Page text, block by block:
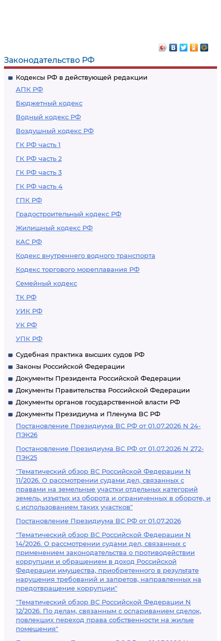
Законодательство РФ
Кодексы РФ в действующей редакции
АПК РФ
Бюджетный кодекс
Водный кодекс РФ
Воздушный кодекс РФ
ГК РФ часть 1
ГК РФ часть 2
ГК РФ часть 3
ГК РФ часть 4
ГПК РФ
Градостроительный кодекс РФ
Жилищный кодекс РФ
КАС РФ
Кодекс внутреннего водного транспорта
Кодекс торгового мореплавания РФ
Семейный кодекс
ТК РФ
УИК РФ
УК РФ
УПК РФ
Судебная практика высших судов РФ
Законы Российской Федерации
Документы Президента Российской Федерации
Документы Правительства Российской Федерации
Документы органов государственной власти РФ
Документы Президиума и Пленума ВС РФ
Постановление Президиума ВС РФ от 01.07.2026 N 24-
ПЭК26
Постановление Президиума ВС РФ от 01.07.2026 N 272-
ПЭК25
"Тематический обзор ВС Российской Федерации N
11/2026. О рассмотрении судами дел, связанных с
правами на земельные участки отдельных категорий
земель, изъятых из оборота и ограниченных в обороте, и
с использованием таких участков"
Постановление Президиума ВС РФ от 01.07.2026
"Тематический обзор ВС Российской Федерации N
14/2026. О рассмотрении судами дел, связанных с
применением законодательства о противодействии
коррупции и обращением в доход Российской
Федерации имущества, приобретенного в результате
нарушения требований и запретов, направленных на
предотвращение коррупции"
"Тематический обзор ВС Российской Федерации N
12/2026. По делам, связанным с оспариванием сделок,
повлекших переход права собственности на жилые
помещения"